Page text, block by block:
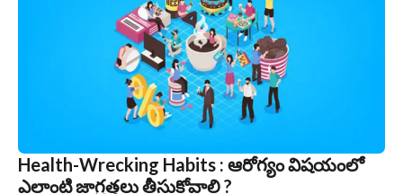
Health-Wrecking Habits : ఆరోగ్యం విషయంలో
ఎలాంటి జాగ్రత్తలు తీసుకోవాలి ?